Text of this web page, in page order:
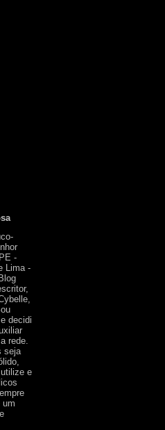
-
Lima -
decidi
rede.
seja
e
um